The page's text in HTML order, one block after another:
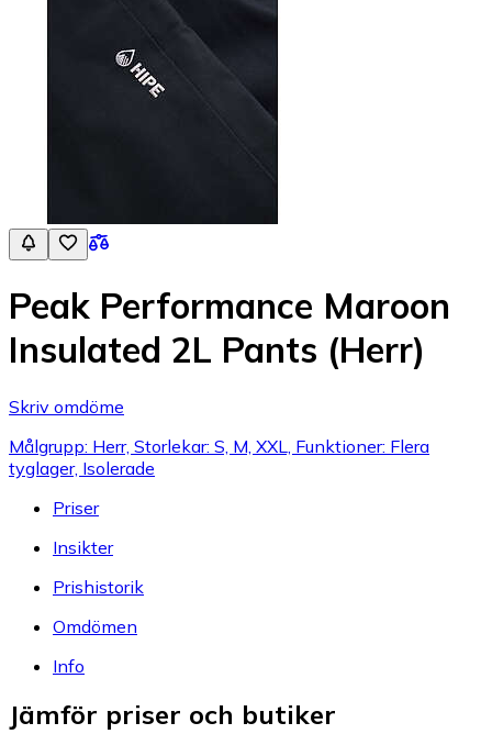
Peak Performance Maroon
Insulated 2L Pants (Herr)
Skriv omdöme
Målgrupp: Herr, Storlekar: S, M, XXL, Funktioner: Flera
tyglager, Isolerade
Priser
Insikter
Prishistorik
Omdömen
Info
Jämför priser och butiker